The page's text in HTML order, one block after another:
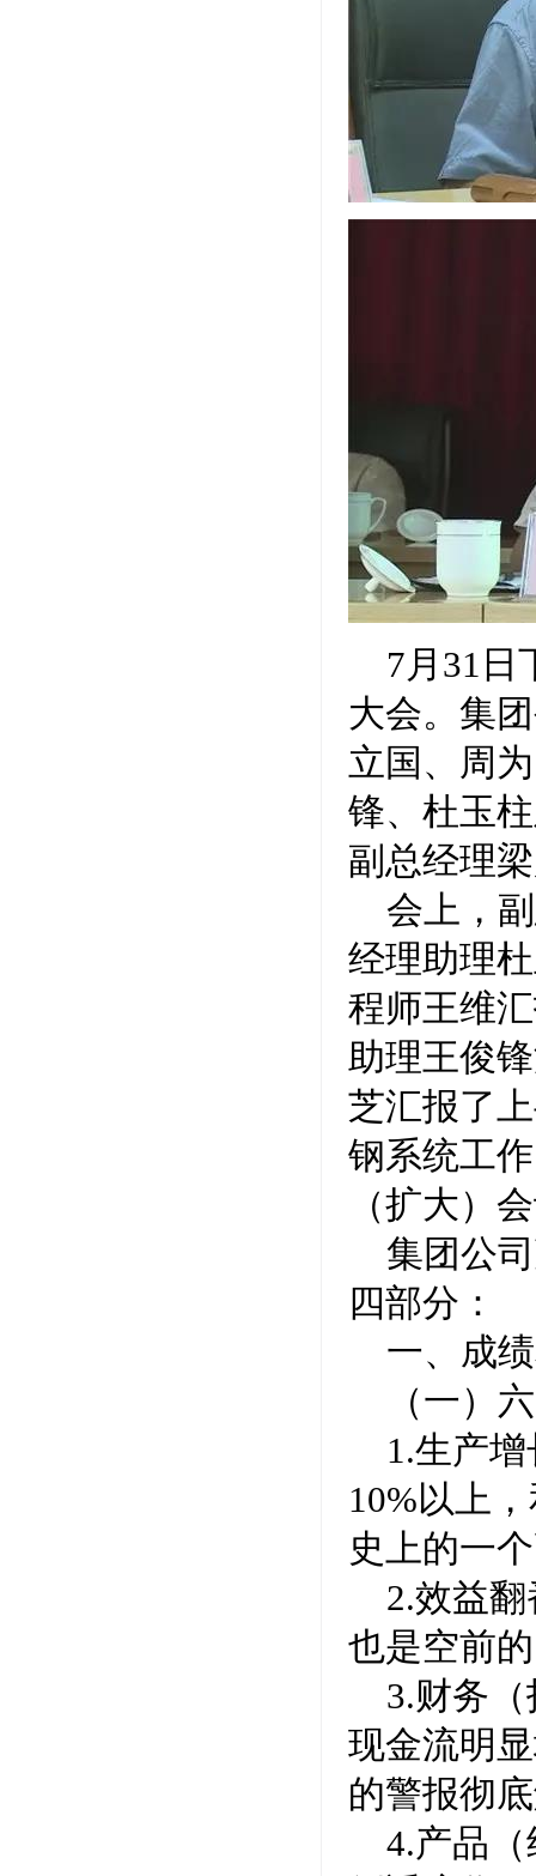
7月31
大会。集
立国、周
锋、杜玉
副总经理
会上，
经理助理
程师王维
助理王俊
芝汇报了
钢系统工
（扩大）
集团公
四部分：
一、成
（一）
1.生产
10%以上
史上的一
2.效益
也是空前
3.财务
现金流明
的警报彻
4.产品